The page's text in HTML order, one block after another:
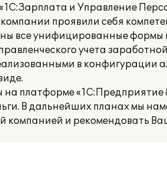
и Управление
проявили себя
все унифицированные формы
учета
в
платформе «1С:Предприятие
В дальнейших планах мы
компанией и рекомендовать